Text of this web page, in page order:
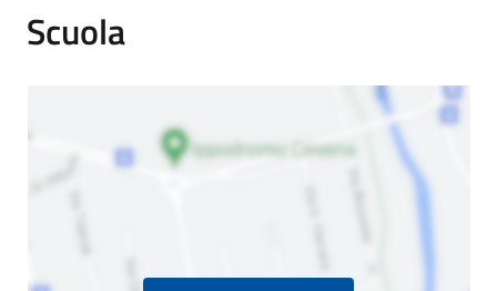
Scuola